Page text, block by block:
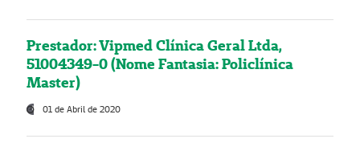
Prestador: Vipmed Clínica Geral Ltda,
51004349-0 (Nome Fantasia: Policlínica
Master)
01 de Abril de 2020